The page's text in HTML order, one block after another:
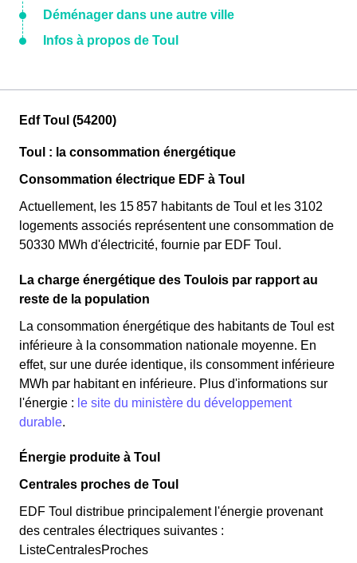
Déménager dans une autre ville
Infos à propos de Toul
Edf Toul (54200)
Toul : la consommation énergétique
Consommation électrique EDF à Toul
Actuellement, les 15 857 habitants de Toul et les 3102
logements associés représentent une consommation de
50330 MWh d'électricité, fournie par EDF Toul.
La charge énergétique des Toulois par rapport au
reste de la population
La consommation énergétique des habitants de Toul est
inférieure à la consommation nationale moyenne. En
effet, sur une durée identique, ils consomment inférieure
MWh par habitant en inférieure. Plus d'informations sur
l'énergie : le site du ministère du développement
durable.
Énergie produite à Toul
Centrales proches de Toul
EDF Toul distribue principalement l'énergie provenant
des centrales électriques suivantes :
ListeCentralesProches